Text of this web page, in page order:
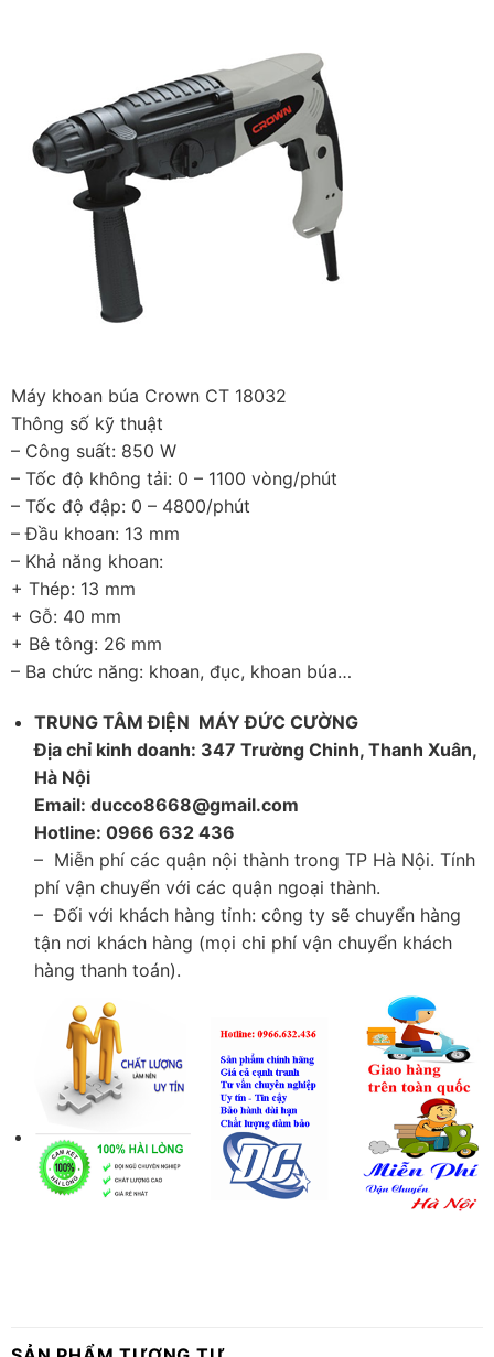
Máy khoan búa Crown CT 18032
Thông số kỹ thuật
– Công suất: 850 W
– Tốc độ không tải: 0 – 1100 vòng/phút
– Tốc độ đập: 0 – 4800/phút
– Đầu khoan: 13 mm
– Khả năng khoan:
+ Thép: 13 mm
+ Gỗ: 40 mm
+ Bê tông: 26 mm
– Ba chức năng: khoan, đục, khoan búa…
TRUNG TÂM ĐIỆN MÁY ĐỨC CƯỜNG
Địa chỉ kinh doanh: 347 Trường Chinh, Thanh Xuân,
Hà Nội
Email: ducco8668@gmail.com
Hotline: 0966 632 436
– Miễn phí các quận nội thành trong TP Hà Nội. Tính
phí vận chuyển với các quận ngoại thành.
– Đối với khách hàng tỉnh: công ty sẽ chuyển hàng
tận nơi khách hàng (mọi chi phí vận chuyển khách
hàng thanh toán).